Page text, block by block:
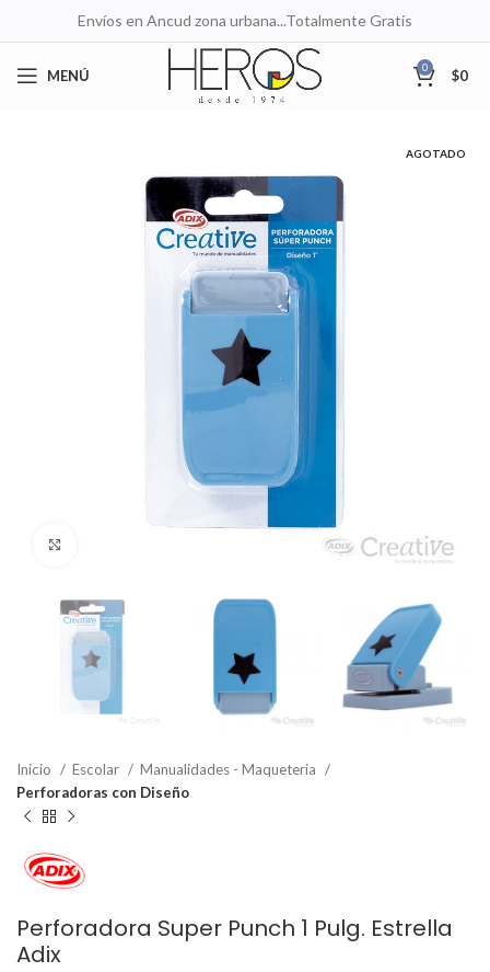
Envíos en Ancud zona urbana...Totalmente Gratis
MENÚ 0 $0
AGOTADO
Inicio Escolar
Manualidades - Maqueteria
Perforadoras con Diseño
Perforadora Super Punch 1 Pulg. Estrella
Adix